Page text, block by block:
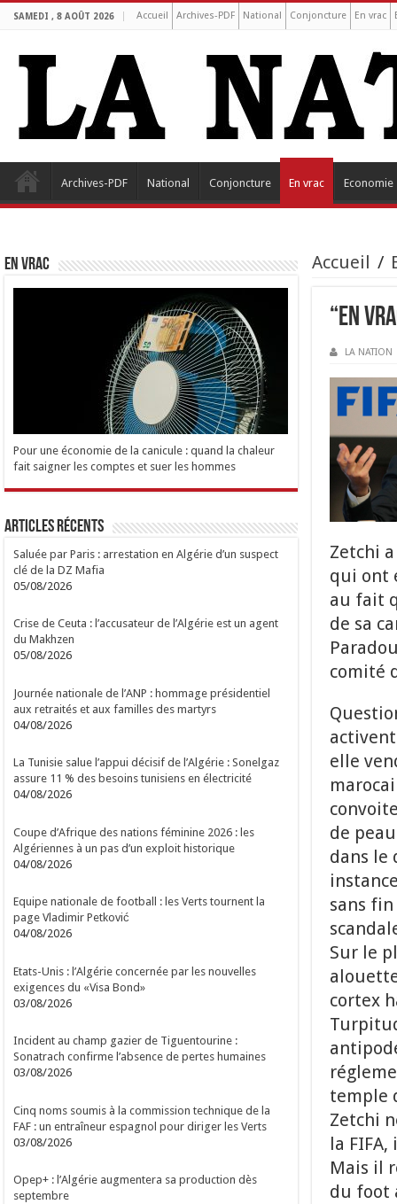
SAMEDI , 8 AOÛT 2026 Accueil Archives-PDF National Conjoncture En vrac
Archives-PDF National Conjoncture En vrac Economie
Accueil /
“En
LA NATION
Zetchi
qui ont
au fait
de sa
comité
elle
de
dans le
sans
Sur le
cortex
temple
Zetchi
la
Mais il
du foot
EN VRAC
Pour une économie de la canicule : quand la chaleur
fait saigner les comptes et suer les hommes
Articles Récents
Saluée par Paris : arrestation en Algérie d’un suspect
clé de la DZ Mafia
05/08/2026
Crise de Ceuta : l’accusateur de l’Algérie est un agent
du Makhzen
05/08/2026
Journée nationale de l’ANP : hommage présidentiel
aux retraités et aux familles des martyrs
04/08/2026
La Tunisie salue l’appui décisif de l’Algérie : Sonelgaz
assure 11 % des besoins tunisiens en électricité
04/08/2026
Coupe d’Afrique des nations féminine 2026 : les
Algériennes à un pas d’un exploit historique
04/08/2026
Equipe nationale de football : les Verts tournent la
page Vladimir Petković
04/08/2026
Etats-Unis : l’Algérie concernée par les nouvelles
exigences du «Visa Bond»
03/08/2026
Incident au champ gazier de Tiguentourine :
Sonatrach confirme l’absence de pertes humaines
03/08/2026
Cinq noms soumis à la commission technique de la
FAF : un entraîneur espagnol pour diriger les Verts
03/08/2026
Opep+ : l’Algérie augmentera sa production dès
septembre